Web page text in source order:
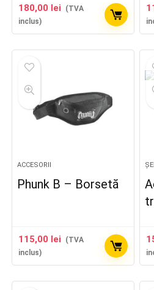
180,00 lei
(TVA
inclus)
ACCESORII
Phunk B – Borsetă
115,00 lei
(TVA
inclus)